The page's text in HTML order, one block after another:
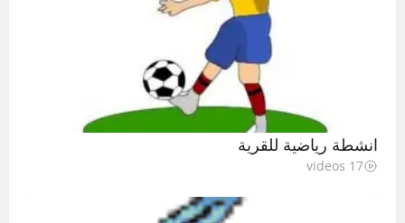
انشطة رياضية للقرية
17 videos